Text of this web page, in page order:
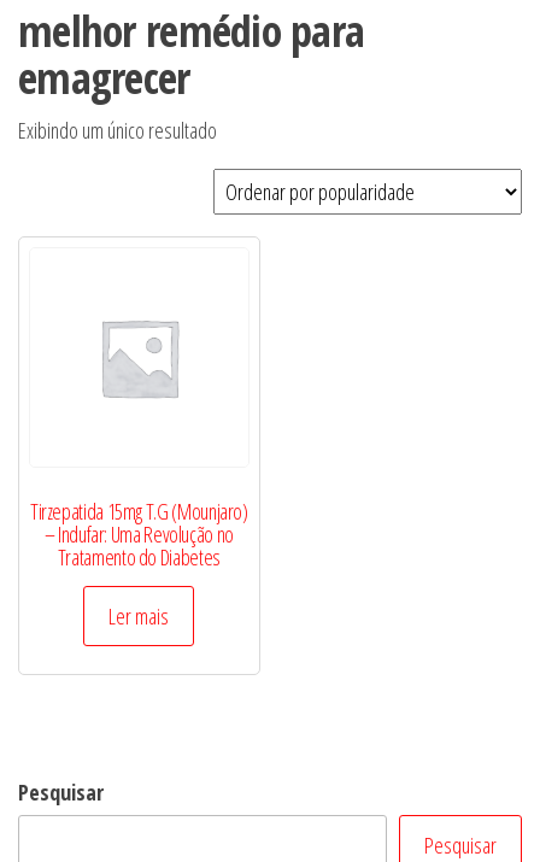
melhor remédio para
emagrecer
Exibindo um único resultado
Tirzepatida 15mg T.G (Mounjaro)
– Indufar: Uma Revolução no
Tratamento do Diabetes
Ler mais
Pesquisar
Pesquisar